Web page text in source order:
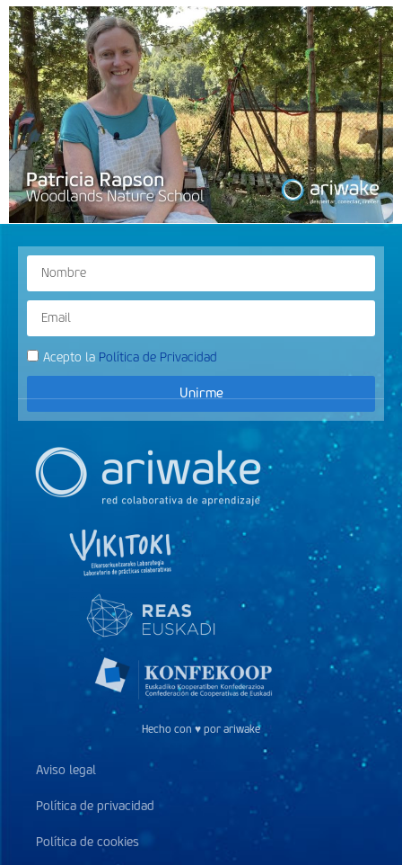
Acepto la Política de Privacidad
Unirme
Hecho con ♥ por ariwake
Aviso legal
Política de privacidad
Política de cookies